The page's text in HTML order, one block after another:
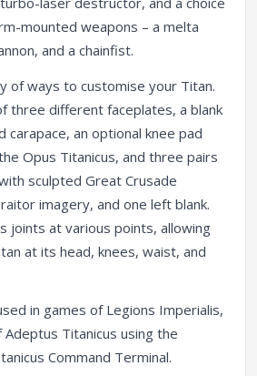
mounted weapons – a melta
and a chainfist.
of ways to customise your Titan.
three different faceplates, a blank
an optional knee pad
Opus Titanicus, and three pairs
sculpted Great Crusade
imagery, and one left blank.
joints at various points, allowing
at its head, knees, waist, and
in games of Legions Imperialis,
Titanicus using the
Command Terminal.